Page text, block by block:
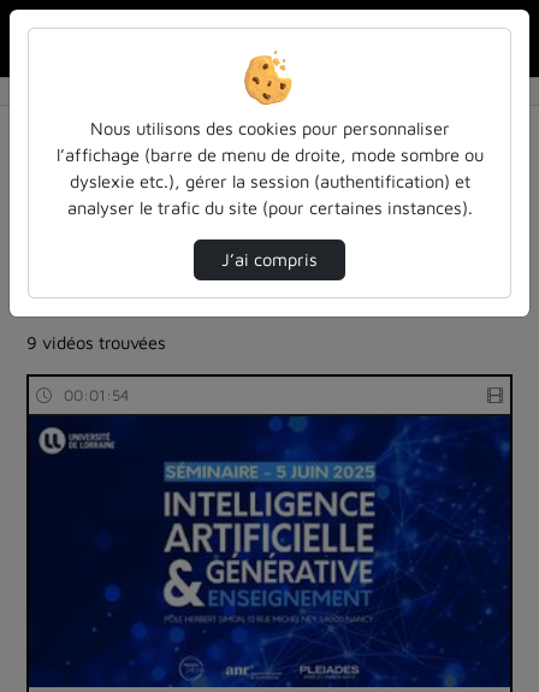
Résultats de la recherche
Filtres actifs (cliquer pour en retirer) :
Français
education
ia-lintelligence-artificielle-approches-et-usages-a-
intelligence-artificielle
9 vidéos trouvées
00:01:54
Nous utilisons des cookies pour personnaliser
l’affichage (barre de menu de droite, mode sombre ou
dyslexie etc.), gérer la session (authentification) et
analyser le trafic du site (pour certaines instances).
J’ai compris